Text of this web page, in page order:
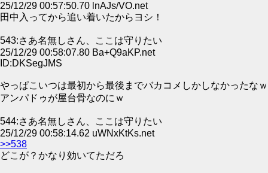
25/12/29 00:57:50.70 lnAJs/VO.net
田中入ってから追い着いたからヨシ！
543:さあ名無しさん、ここは守りたい
25/12/29 00:58:07.80 Ba+Q9aKP.net
ID:DKSegJMS
やっぱこいつは最初から最後までバカコメしかしなかったなｗ
アンパドゥが屋台骨なのにｗ
544:さあ名無しさん、ここは守りたい
25/12/29 00:58:14.62 uWNxKtKs.net
>>538
どこが？かなり効いてただろ